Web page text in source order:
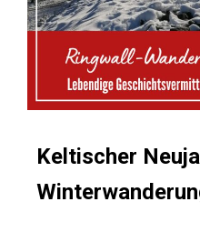
Keltischer